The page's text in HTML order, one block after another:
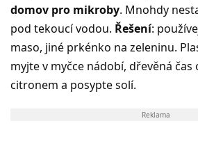
domov pro mikroby. Mnohdy
pod tekoucí vodou. Řešení:
maso, jiné prkénko na zeleninu.
myjte v myčce nádobí, dřevěná
citronem a posypte solí.
Reklama